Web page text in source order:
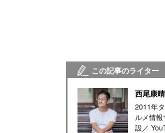
この記事のライター
西尾康
2011年
ルメ情
設／